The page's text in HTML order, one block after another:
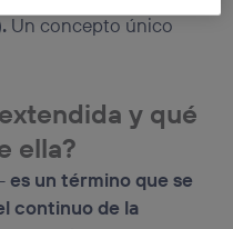
Un concepto único
y qué
ella?
es un término que se
continuo de la
con la privacidad como
control.
tu dirección IP y otra
de
conexión que utilizas
de internet, por
su dispositivo y